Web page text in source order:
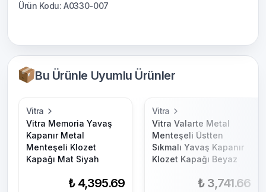
Bu Ürünle Uyumlu Ürünler
Vitra
Vitra Memoria Yavaş
Kapanır Metal
Menteşeli Klozet
Kapağı Mat Siyah
₺ 4,395.69
Vitra
Vitra Valarte Metal
Menteşeli Üstten
Sıkmalı Yavaş Kapanır
Klozet Kapağı Beyaz
₺ 3,741.66
Ürün Kodu: A0330-007